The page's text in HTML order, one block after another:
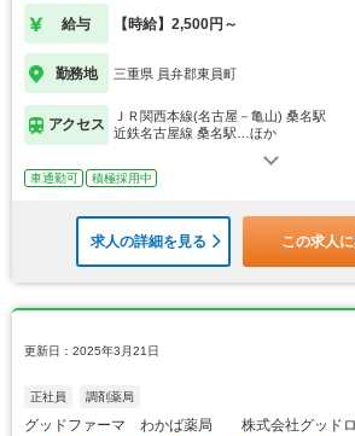
給与 【時給】2,500円～
勤務地 三重県 員弁郡東員町
アクセス
ＪＲ関西本線(名古屋－亀山) 桑名駅
近鉄名古屋線 桑名駅…ほか
車通勤可 積極採用中
求人の詳細を見る この求人
更新日：2025年3月21日
正社員 調剤薬局
グッドファーマ わかば薬局 株式会社グッドロ